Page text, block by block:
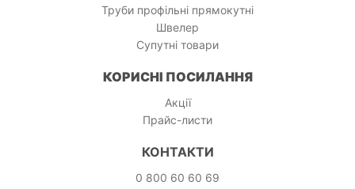
Труби профільні прямокутні
Швелер
Супутні товари
КОРИСНІ ПОСИЛАННЯ
Акції
Прайс-листи
КОНТАКТИ
0 800 60 60 69